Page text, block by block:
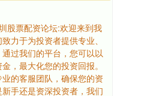
股票配资论坛:欢迎来到我
力于为投资者提供专业、
过我们的平台，您可以以
，最大化您的投资回报。
的客服团队，确保您的资
手还是资深投资者，我们